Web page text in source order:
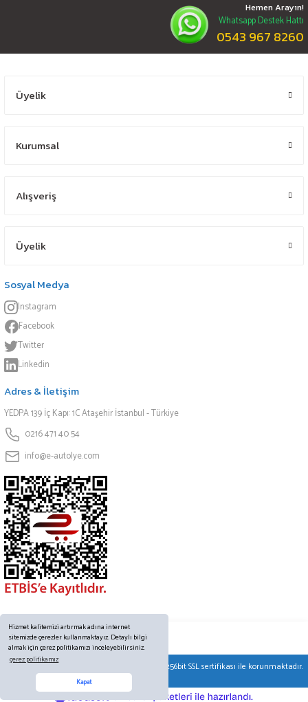
Hizmet kalitemizi artırmak adına internet
sitemizde çerezler kullanmaktayız. Detaylı bilgi
almak için çerez politikamızı inceleyebilirsiniz.
çerez politikamız
Kapat
Online Destek
Hemen Arayın!
Whatsapp Destek Hattı
0543 967 8260
Üyelik
Kurumsal
Alışveriş
Üyelik
Sosyal Medya
Instagram
Facebook
Twitter
Linkedin
Adres & İletişim
YEDPA 139 İç Kapı: 1C Ataşehir İstanbul - Türkiye
0216 471 40 54
info@e-autolye.com
© Tüm hakları saklıdır. Kredi kartı bilgileriniz 256bit SSL sertifikası ile korunmaktadır.
e-